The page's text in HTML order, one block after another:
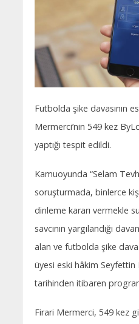
Futbolda şike davasının
Mermerci’nin 549 kez
yaptığı tespit edildi.
Kamuoyunda “Selam
soruşturmada, binlerce
dinleme kararı vermekle
savcının yargılandığı
alan ve futbolda şike
üyesi eski hâkim
tarihinden itibaren
Firari Mermerci, 549 kez